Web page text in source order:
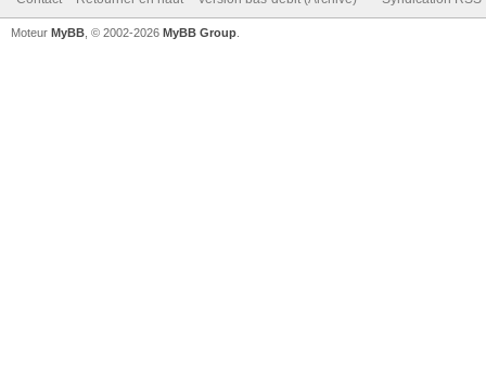
Moteur MyBB , © 2002-2026 MyBB Group